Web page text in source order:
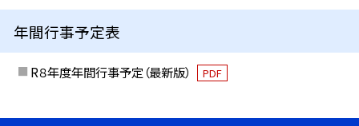
年間行事予定表
R８年度年間行事予定（最新版） PDF